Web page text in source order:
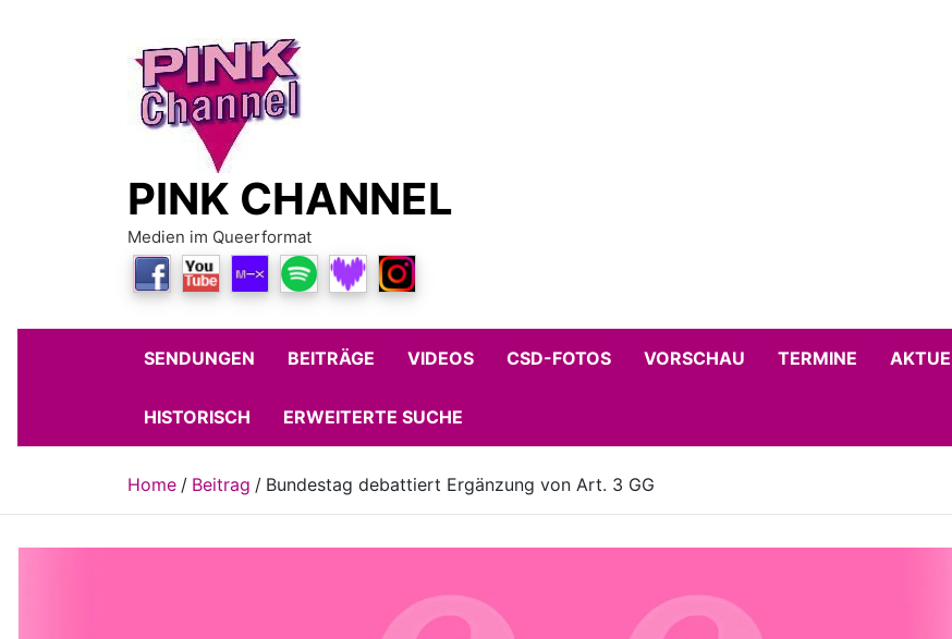
PINK CHANNEL
Medien im Queerformat
SENDUNGEN BEITRÄGE VIDEOS CSD-FOTOS VORSCHAU TERMINE
HISTORISCH ERWEITERTE SUCHE
Home Beitrag Bundestag debattiert Ergänzung von Art. 3 GG